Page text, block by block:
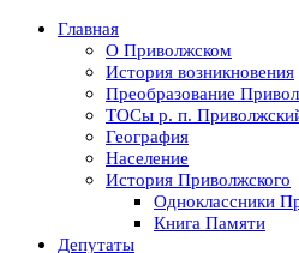
Главная
О Приволжском
История возникновения
Преобразование
ТОСы р. п.
География
Население
История Приволжского
Одноклассники
Книга Памяти
Депутаты